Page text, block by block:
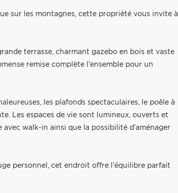
sur les montagnes, cette propriété vous invite à
terrasse, charmant gazebo en bois et vaste
remise complète l'ensemble pour un
les plafonds spectaculaires, le poêle à
Les espaces de vie sont lumineux, ouverts et
walk-in ainsi que la possibilité d'aménager
personnel, cet endroit offre l'équilibre parfait